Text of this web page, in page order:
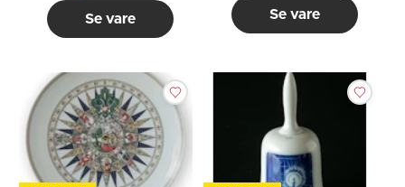
Se vare Se vare